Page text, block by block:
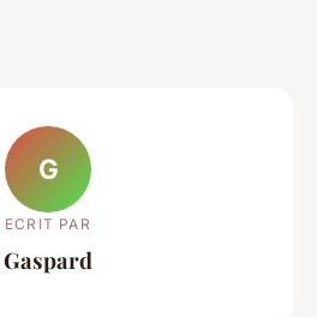
G
ECRIT PAR
Gaspard